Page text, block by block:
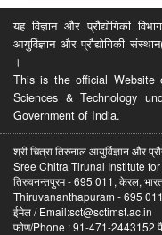
यह विज्ञान और प्रौद्योगिकी
आयुर्विज्ञान और प्रौद्योगिकी
।
This is the official Website
Sciences & Technology
Government of India.
श्री चित्रा तिरुनाल आयुर्विज्ञान और
Sree Chitra Tirunal Institute
तिरुवनन्तपुरम - 695 011, केरल,
Thiruvananthapuram - 695
ईमेल / Email:sct@sctimst.ac.in
फोण/Phone : 91-471-2443152